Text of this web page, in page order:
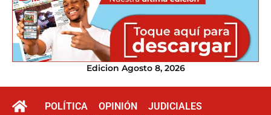
Edicion Agosto 8, 2026
POLÍTICA OPINIÓN
JUDICIALES